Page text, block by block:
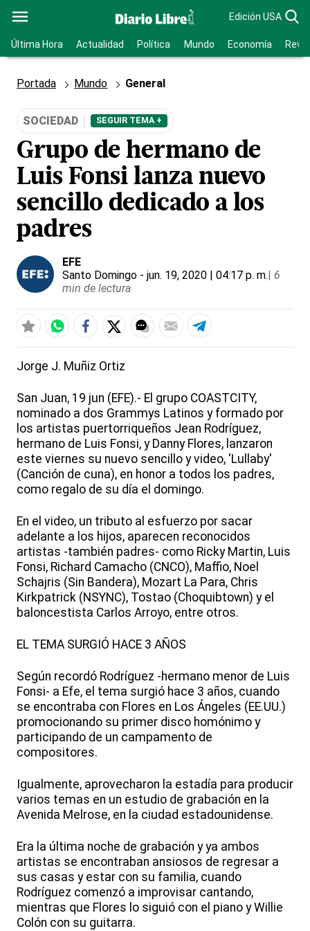
Edición USA
Última Hora Actualidad Política Mundo Economía
Portada Mundo General
SOCIEDAD SEGUIR TEMA +
Grupo de hermano de
Luis Fonsi lanza nuevo
sencillo dedicado a los
padres
EFE
Santo Domingo - jun. 19, 2020 | 04:17 p. m.| 6
min de lectura
Jorge J. Muñiz Ortiz
San Juan, 19 jun (EFE).- El grupo COASTCITY,
nominado a dos Grammys Latinos y formado por
los artistas puertorriqueños Jean Rodríguez,
hermano de Luis Fonsi, y Danny Flores, lanzaron
este viernes su nuevo sencillo y video, 'Lullaby'
(Canción de cuna), en honor a todos los padres,
como regalo de su día el domingo.
En el video, un tributo al esfuerzo por sacar
adelante a los hijos, aparecen reconocidos
artistas -también padres- como Ricky Martin, Luis
Fonsi, Richard Camacho (CNCO), Maffio, Noel
Schajris (Sin Bandera), Mozart La Para, Chris
Kirkpatrick (NSYNC), Tostao (Choquibtown) y el
baloncestista Carlos Arroyo, entre otros.
EL TEMA SURGIÓ HACE 3 AÑOS
Según recordó Rodríguez -hermano menor de Luis
Fonsi- a Efe, el tema surgió hace 3 años, cuando
se encontraba con Flores en Los Ángeles (EE.UU.)
promocionando su primer disco homónimo y
participando de un campamento de
compositores.
Igualmente, aprovecharon la estadía para producir
varios temas en un estudio de grabación en la
Avenida Melrose, en la ciudad estadounidense.
Era la última noche de grabación y ya ambos
artistas se encontraban ansiosos de regresar a
sus casas y estar con su familia, cuando
Rodríguez comenzó a improvisar cantando,
mientras que Flores lo siguió con el piano y Willie
Colón con su guitarra.